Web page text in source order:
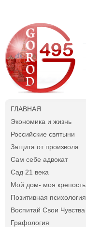
ГЛАВНАЯ
Экономика и жизнь
Российские святыни
Защита от произвола
Сам себе адвокат
Сад 21 века
Мой дом- моя крепость
Позитивная психология
Воспитай Свои Чувства
Графология